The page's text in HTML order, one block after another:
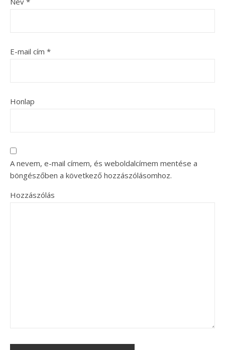
E-mail cím *
Honlap
A nevem, e-mail címem, és weboldalcímem mentése a
böngészőben a következő hozzászólásomhoz.
Hozzászólás